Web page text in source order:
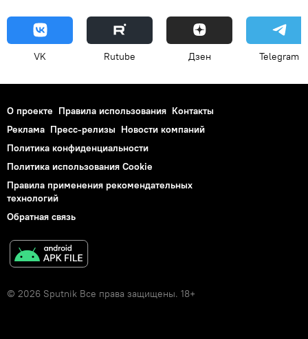
VK Rutube Дзен Telegram
О проекте Правила использования Контакты
Реклама Пресс-релизы Новости компаний
Политика конфиденциальности
Политика использования Cookie
Правила применения рекомендательных
технологий
Обратная связь
© 2026 Sputnik Все права защищены. 18+